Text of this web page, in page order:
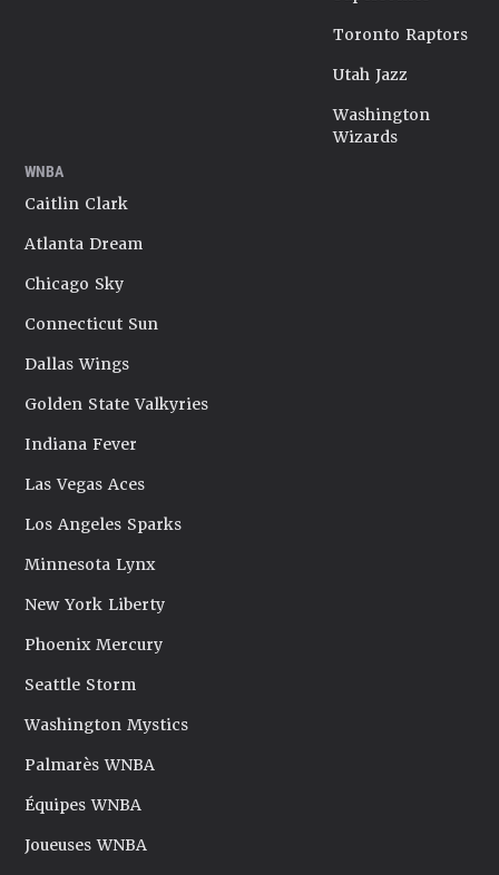
Toronto Raptors
Utah Jazz
Washington
Wizards
WNBA
Caitlin Clark
Atlanta Dream
Chicago Sky
Connecticut Sun
Dallas Wings
Golden State Valkyries
Indiana Fever
Las Vegas Aces
Los Angeles Sparks
Minnesota Lynx
New York Liberty
Phoenix Mercury
Seattle Storm
Washington Mystics
Palmarès WNBA
Équipes WNBA
Joueuses WNBA